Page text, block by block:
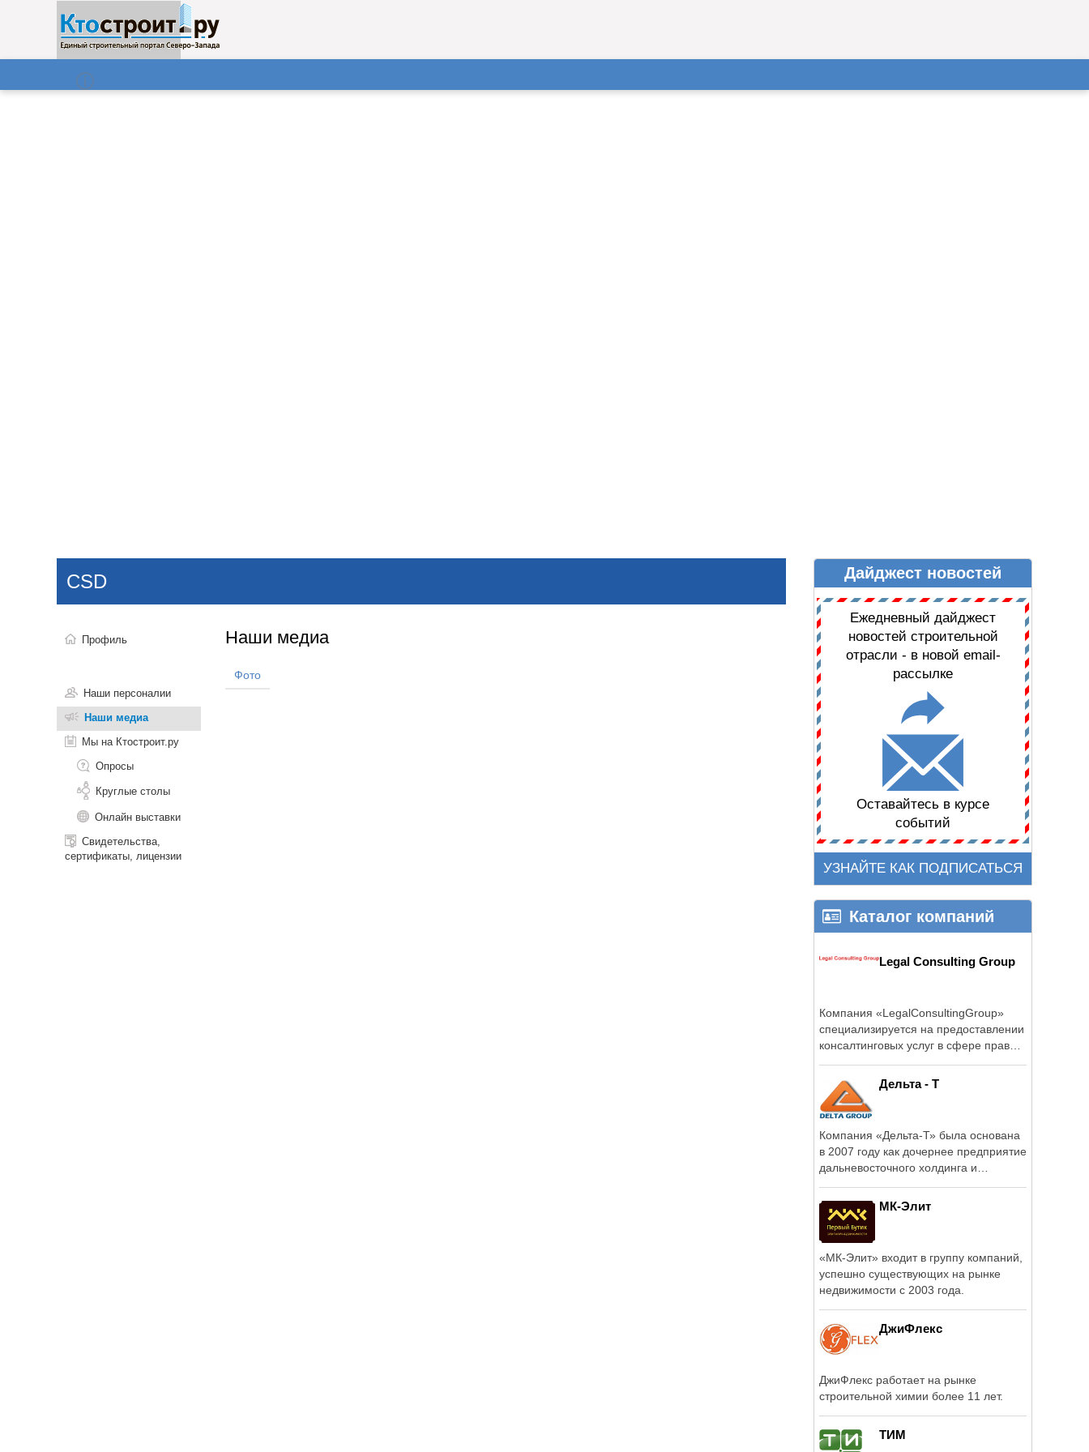
НОВОСТИ ДАЙДЖЕСТ НОВОСТЕЙ
CSD
Профиль
Наши персоналии
Наши медиа
Мы на Ктостроит.ру
Опросы
Круглые столы
Онлайн выставки
Свидетельства,
сертификаты, лицензии
Наши медиа
Фото
Дайджест новостей
Ежедневный дайджест
новостей строительной
отрасли - в новой email-
рассылке
Оставайтесь в курсе
событий
УЗНАЙТЕ КАК ПОДПИСАТЬСЯ
Каталог компаний
Legal Сonsulting Group
Компания «LegalСonsultingGroup»
специализируется на предоставлении
консалтинговых услуг в сфере права
Дельта - Т
Компания «Дельта-Т» была основана
в 2007 году как дочернее предприятие
дальневосточного холдинга и
МК-Элит
«МК-Элит» входит в группу компаний,
успешно существующих на рынке
недвижимости с 2003 года.
ДжиФлекс
ДжиФлекс работает на рынке
строительной химии более 11 лет.
ТИМ